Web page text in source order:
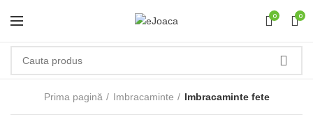
0 0
Prima pagină Imbracaminte Imbracaminte fete